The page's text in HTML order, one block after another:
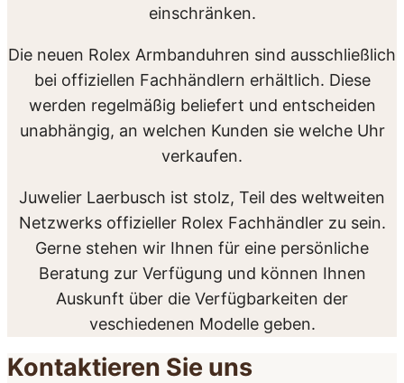
einschränken.
Die neuen Rolex Armbanduhren sind ausschließlich
bei offiziellen Fachhändlern erhältlich. Diese
werden regelmäßig beliefert und entscheiden
unabhängig, an welchen Kunden sie welche Uhr
verkaufen.
Juwelier Laerbusch ist stolz, Teil des weltweiten
Netzwerks offizieller Rolex Fachhändler zu sein.
Gerne stehen wir Ihnen für eine persönliche
Beratung zur Verfügung und können Ihnen
Auskunft über die Verfügbarkeiten der
veschiedenen Modelle geben.
Kontaktieren Sie uns